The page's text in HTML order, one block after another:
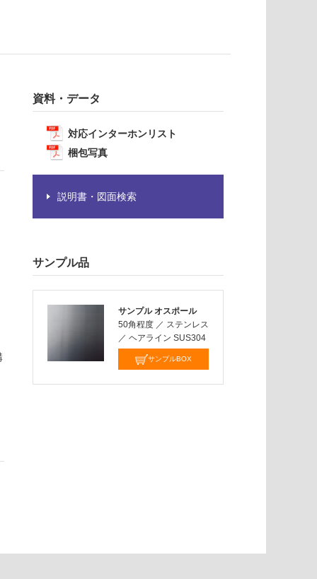
資料・データ
対応インターホンリスト
梱包写真
説明書・図面検索
サンプル品
サンプル オスポール
50角程度 ／ ステンレス
／ ヘアライン SUS304
サンプルBOX